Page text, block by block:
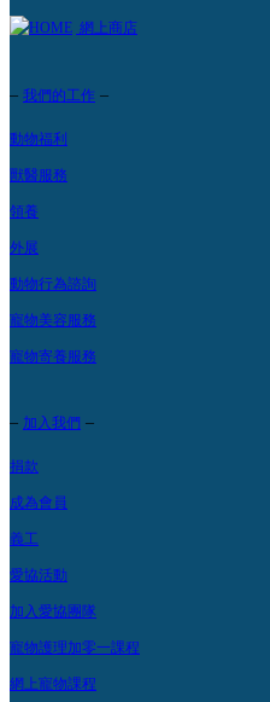
網上商店
– 我們的工作 –
動物福利
獸醫服務
領養
外展
動物行為諮詢
寵物美容服務
寵物寄養服務
– 加入我們 –
捐款
成為會員
義工
愛協活動
加入愛協團隊
寵物護理加零一課程
網上寵物課程